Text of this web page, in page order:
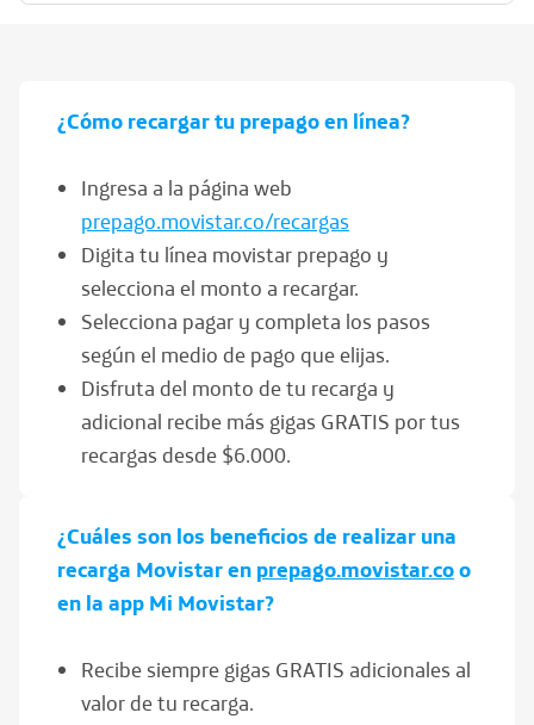
¿Cómo recargar tu prepagoen línea?
Ingresa a la página web
prepago.movistar.co/recargas
Digita tu línea movistar prepago y
selecciona el monto a recargar.
Selecciona pagar y completa los pasos
según el medio de pago que elijas.
Disfruta del monto de tu recarga y
adicional recibe más gigas GRATIS por tus
recargas desde $6.000.
¿Cuáles son los beneficios de realizar una
recarga Movistar en prepago.movistar.coo
en la app Mi Movistar?
Recibe siempre gigas GRATIS adicionales al
valor de tu recarga.